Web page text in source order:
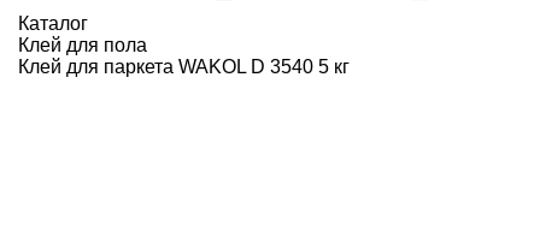
Каталог
Клей для пола
Клей для паркета WAKOL D 3540 5 кг